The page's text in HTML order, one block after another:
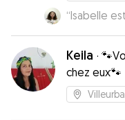
“Isabelle
Keila ·
chez eux🐾